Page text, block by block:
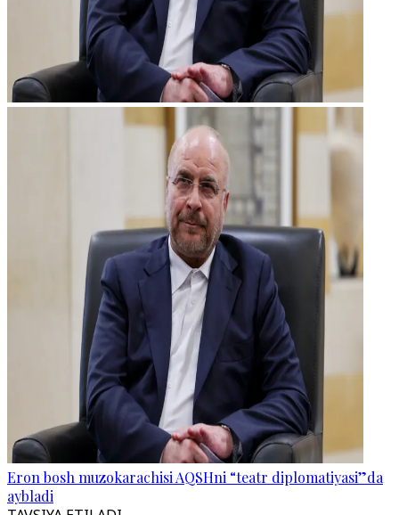
Eron bosh muzokarachisi AQSHni “teatr diplomatiyasi”da
aybladi